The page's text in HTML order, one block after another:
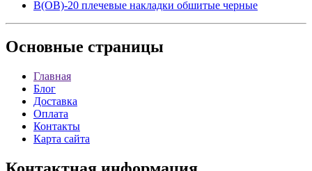
В(ОВ)-20 плечевые накладки обшитые черные
Основные страницы
Главная
Блог
Доставка
Оплата
Контакты
Карта сайта